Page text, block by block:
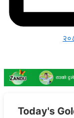
Today's